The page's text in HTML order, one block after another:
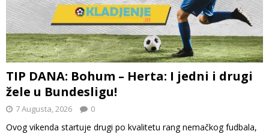
TIP DANA: Bohum – Herta: I jedni i drugi
žele u Bundesligu!
7 Augusta, 2026 0
Ovog vikenda startuje drugi po kvalitetu rang nemačkog fudbala,